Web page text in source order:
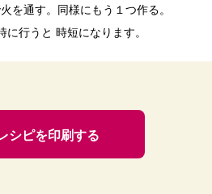
を通す。同様にもう１つ作る。
行うと 時短になります。
シピを印刷する